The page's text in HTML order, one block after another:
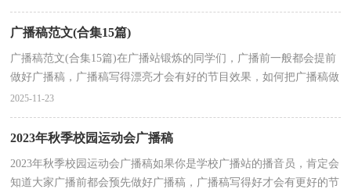
广播稿范文(合集15篇)
广播稿范文(合集15篇)在广播站锻炼的同学们，广播前一般都会提前
做好广播稿，广播稿写得漂亮才会有好的节目效果，如何把广播稿做
到重点突出呢？下面是小编帮大家整理的广播稿范文，仅...
2025-11-23
2023年秋季校园运动会广播稿
2023年秋季校园运动会广播稿如果你是学校广播站的播音员，肯定会
知道大家广播前都会预先做好广播稿，广播稿写得好才会有更好的节